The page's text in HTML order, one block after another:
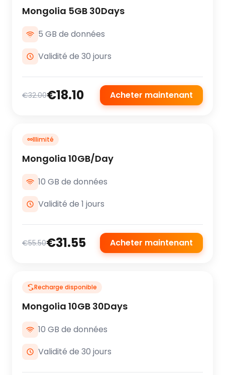
Mongolia 5GB 30Days
5 GB de données
Validité de 30 jours
€32.00€18.10 Acheter maintenant
∞Illimité
Mongolia 10GB/Day
10 GB de données
Validité de 1 jours
€55.50€31.55 Acheter maintenant
Recharge disponible
Mongolia 10GB 30Days
10 GB de données
Validité de 30 jours